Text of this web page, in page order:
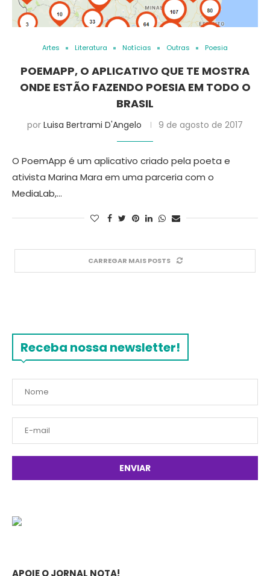
Artes Literatura Notícias Outras Poesia
POEMAPP, O APLICATIVO QUE TE MOSTRA
ONDE ESTÃO FAZENDO POESIA EM TODO O
BRASIL
por Luisa Bertrami D'Angelo 9 de agosto de 2017
O PoemApp é um aplicativo criado pela poeta e
ativista Marina Mara em uma parceria com o
MediaLab,…
CARREGAR MAIS POSTS
Receba nossa newsletter!
APOIE O JORNAL NOTA!